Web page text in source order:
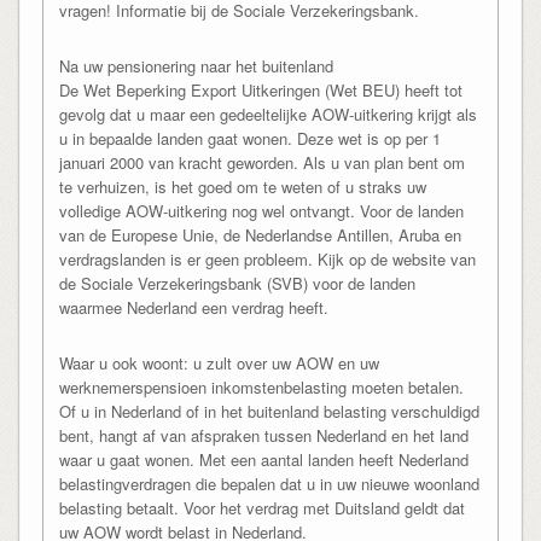
vragen! Informatie bij de Sociale Verzekeringsbank.
Na uw pensionering naar het buitenland
De Wet Beperking Export Uitkeringen (Wet BEU) heeft tot
gevolg dat u maar een gedeeltelijke AOW-uitkering krijgt als
u in bepaalde landen gaat wonen. Deze wet is op per 1
januari 2000 van kracht geworden. Als u van plan bent om
te verhuizen, is het goed om te weten of u straks uw
volledige AOW-uitkering nog wel ontvangt. Voor de landen
van de Europese Unie, de Nederlandse Antillen, Aruba en
verdragslanden is er geen probleem. Kijk op de website van
de Sociale Verzekeringsbank (SVB) voor de landen
waarmee Nederland een verdrag heeft.
Waar u ook woont: u zult over uw AOW en uw
werknemerspensioen inkomstenbelasting moeten betalen.
Of u in Nederland of in het buitenland belasting verschuldigd
bent, hangt af van afspraken tussen Nederland en het land
waar u gaat wonen. Met een aantal landen heeft Nederland
belastingverdragen die bepalen dat u in uw nieuwe woonland
belasting betaalt. Voor het verdrag met Duitsland geldt dat
uw AOW wordt belast in Nederland.